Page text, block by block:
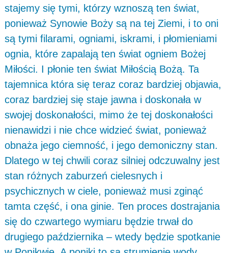
stajemy się tymi, którzy wznoszą ten świat,
ponieważ Synowie Boży są na tej Ziemi, i to oni
są tymi filarami, ogniami, iskrami, i płomieniami
ognia, które zapalają ten świat ogniem Bożej
Miłości. I płonie ten świat Miłością Bożą. Ta
tajemnica która się teraz coraz bardziej objawia,
coraz bardziej się staje jawna i doskonała w
swojej doskonałości, mimo że tej doskonałości
nienawidzi i nie chce widzieć świat, ponieważ
obnaża jego ciemność, i jego demoniczny stan.
Dlatego w tej chwili coraz silniej odczuwalny jest
stan różnych zaburzeń cielesnych i
psychicznych w ciele, ponieważ musi zginąć
tamta część, i ona ginie. Ten proces dostrajania
się do czwartego wymiaru będzie trwał do
drugiego października – wtedy będzie spotkanie